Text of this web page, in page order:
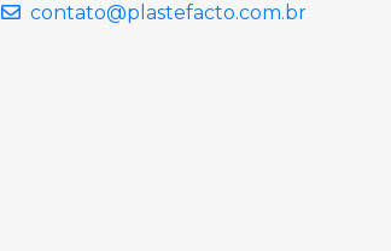
contato@plastefacto.com.br